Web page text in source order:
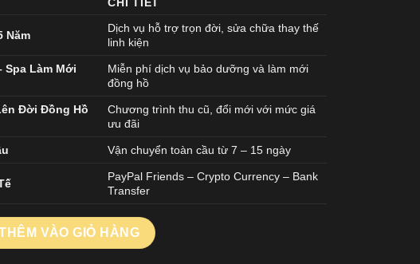
Năm
Dịch vụ hỗ trợ trọn đời, sửa chữa thay thế
linh kiện
Spa Làm Mới
Miễn phí dịch vụ bảo dưỡng và làm mới
đồng hồ
Đời Đồng Hồ
Chương trình thu cũ, đổi mới với mức giá
ưu đãi
Vận chuyển toàn cầu từ 7 – 15 ngày
PayPal Friends – Crypto Currency – Bank
Transfer
DRIVE TOURBILLON REPLICA 11 MẶT SỐ VÂN GUILOCHE DÂY DA 41MM
VÀO GIỎ HÀNG